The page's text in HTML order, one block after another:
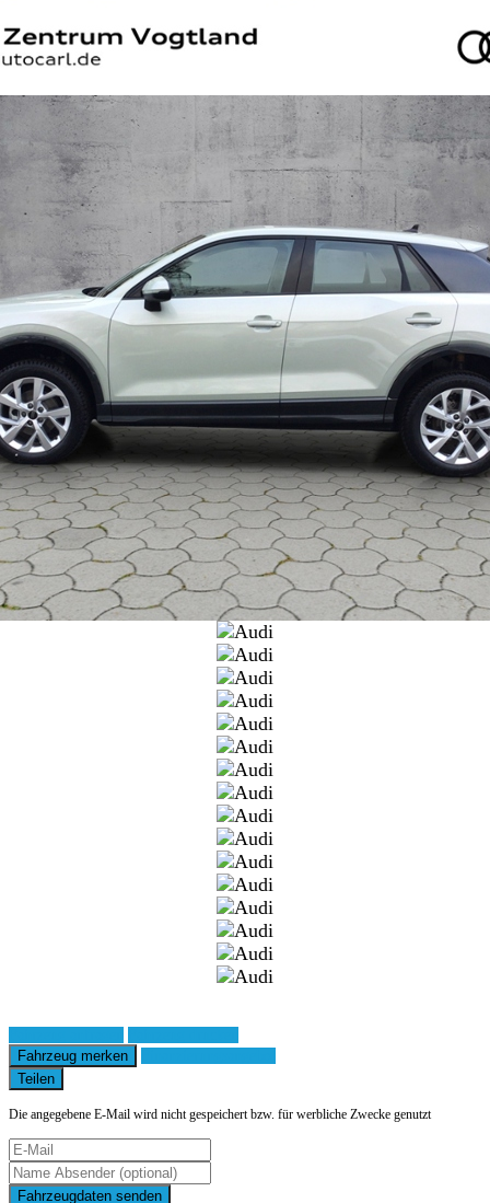
Fahrzeug merken
Teilen
Die angegebene E-Mail wird nicht gespeichert bzw. für werbliche Zwecke genutzt
Fahrzeugdaten senden